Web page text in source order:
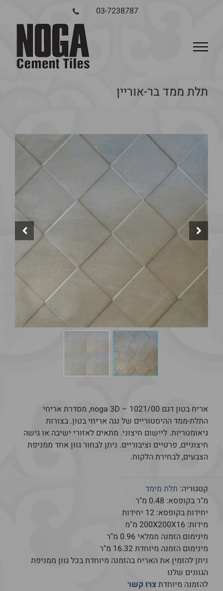
03-7238787
תלת ממד בר-אוריין
אריח בטון דגם noga 3D – 1021/00, מסדרת אריחי
התלת-ממד ההיסטוריים של נגה אריחי בטון. בצורות
גיאומטריות. ליישום חיצוני. מתאים לאזורי ישיבה או גישה
חיצוניים, פרטיים וציבוריים. ניתן לבחור גוון אחד ממניפת
הצבעים, לבחירת הלקוח.
קטגוריה: תלת מימד
מ"ר בקופסא: 0.48 מ"ר
יחידות בקופסא: 12 יחידות
מידות: 200X200X16 מ"מ
מינימום הזמנה ממלאי 0.96 מ"ר
מינימום הזמנה מיוחדת 16.32 מ"ר
ניתן להזמין את האריח בהזמנה מיוחדת בכל גוון ממניפת
הגוונים שלנו
להזמנה מיוחדתצרו קשר